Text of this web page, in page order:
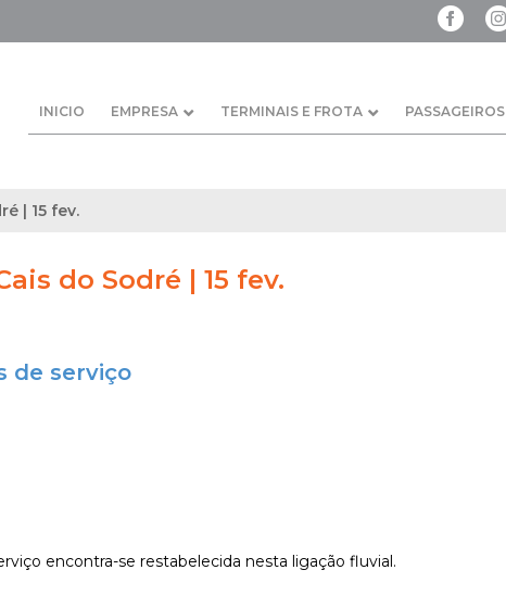
INICIO EMPRESA TERMINAIS E FROTA PASSAGEIROS
| 15 fev.
do Sodré | 15 fev.
de serviço
encontra-se restabelecida nesta ligação fluvial.